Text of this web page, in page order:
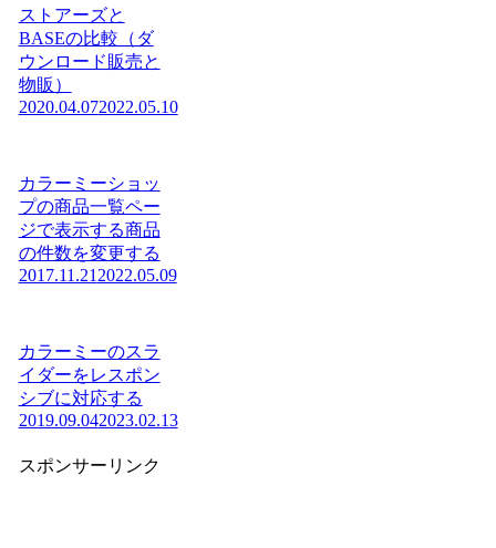
ストアーズと
BASEの比較（ダ
ウンロード販売と
物販）
2020.04.072022.05.10
カラーミーショッ
プの商品一覧ペー
ジで表示する商品
の件数を変更する
2017.11.21 2022.05.09
カラーミーのスラ
イダーをレスポン
シブに対応する
2019.09.042023.02.13
スポンサーリンク